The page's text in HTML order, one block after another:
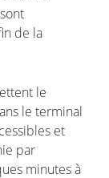
de la
le
le terminal
et
par
minutes à